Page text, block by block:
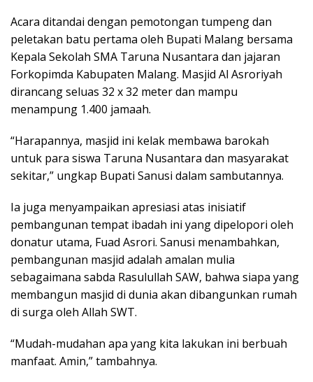
Acara ditandai dengan pemotongan tumpeng dan
peletakan batu pertama oleh Bupati Malang bersama
Kepala Sekolah SMA Taruna Nusantara dan jajaran
Forkopimda Kabupaten Malang. Masjid Al Asroriyah
dirancang seluas 32 x 32 meter dan mampu
menampung 1.400 jamaah.
“Harapannya, masjid ini kelak membawa barokah
untuk para siswa Taruna Nusantara dan masyarakat
sekitar,” ungkap Bupati Sanusi dalam sambutannya.
Ia juga menyampaikan apresiasi atas inisiatif
pembangunan tempat ibadah ini yang dipelopori oleh
donatur utama, Fuad Asrori. Sanusi menambahkan,
pembangunan masjid adalah amalan mulia
sebagaimana sabda Rasulullah SAW, bahwa siapa yang
membangun masjid di dunia akan dibangunkan rumah
di surga oleh Allah SWT.
“Mudah-mudahan apa yang kita lakukan ini berbuah
manfaat. Amin,” tambahnya.